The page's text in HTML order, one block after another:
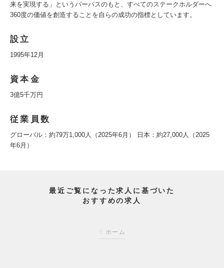
来を実現する」というパーパスのもと、すべてのステークホルダーへ
360度の価値を創造することを自らの成功の指標としています。
設立
1995年12月
資本金
3億5千万円
従業員数
グローバル：約79万1,000人（2025年6月） 日本：約27,000人（2025
年6月）
最近ご覧になった求人に基づいた
おすすめの求人
ホーム